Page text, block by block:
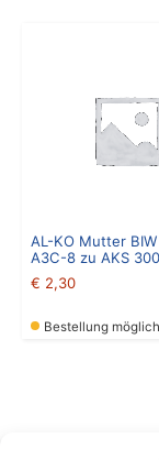
AL-KO Mutter BIW
A3C-8 zu AKS
€ 2,30
Bestellung